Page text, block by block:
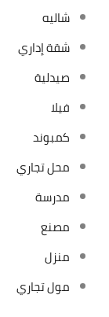
شاليه
شقة إداري
صيدلية
فيلا
كمبوند
محل تجاري
مدرسة
مصنع
منزل
مول تجاري